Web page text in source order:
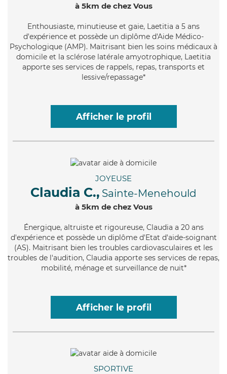
à 5km de chez Vous
Enthousiaste, minutieuse et gaie, Laetitia a 5 ans
d'expérience et possède un diplôme d'Aide Médico-
Psychologique (AMP). Maitrisant bien les soins médicaux à
domicile et la sclérose latérale amyotrophique, Laetitia
apporte ses services de rappels, repas, transports et
lessive/repassage*
Afficher le profil
JOYEUSE
Claudia C., Sainte-Menehould
à 5km de chez Vous
Énergique, altruiste et rigoureuse, Claudia a 20 ans
d'expérience et possède un diplôme d'Etat d'aide-soignant
(AS). Maitrisant bien les troubles cardiovasculaires et les
troubles de l'audition, Claudia apporte ses services de repas,
mobilité, ménage et surveillance de nuit*
Afficher le profil
SPORTIVE